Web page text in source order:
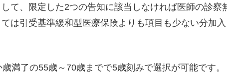
て、限定した2つの告知に該当しなければ医師の診察
は引受基準緩和型医療保険よりも項目も少ない分加
満了の55歳～70歳までで5歳刻みで選択が可能です。